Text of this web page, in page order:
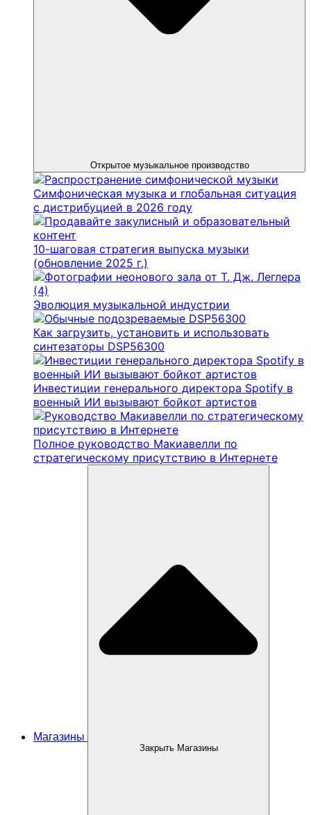
Открытое музыкальное производство
Симфоническая музыка и глобальная ситуация
с дистрибуцией в 2026 году
10-шаговая стратегия выпуска музыки
(обновление 2025 г.)
Эволюция музыкальной индустрии
Как загрузить, установить и использовать
синтезаторы DSP56300
Инвестиции генерального директора Spotify в
военный ИИ вызывают бойкот артистов
Полное руководство Макиавелли по
стратегическому присутствию в Интернете
Магазины
Закрыть Магазины